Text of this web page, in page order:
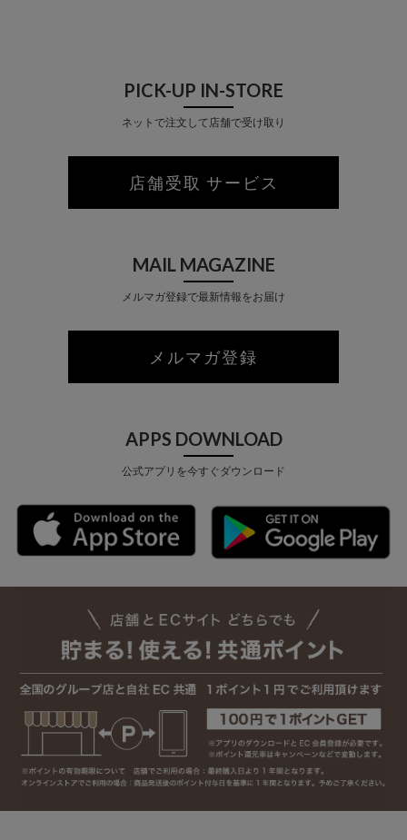
PICK-UP IN-STORE
ネットで注文して店舗で受け取り
店舗受取 サービス
MAIL MAGAZINE
メルマガ登録で最新情報をお届け
メルマガ登録
APPS DOWNLOAD
公式アプリを今すぐダウンロード